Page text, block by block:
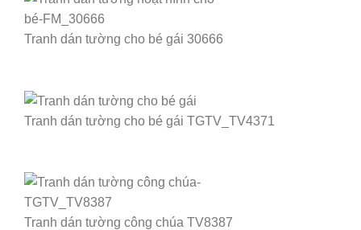
Tranh dán tường cho bé gái 30666
Tranh dán tường cho bé gái TGTV_TV4371
Tranh dán tường công chúa TV8387